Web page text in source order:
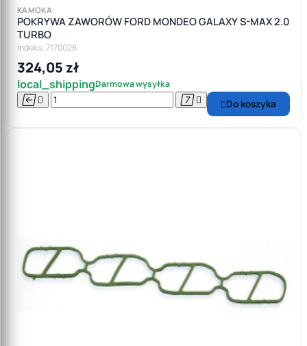
KAMOKA
POKRYWA ZAWORÓW FORD MONDEO GALAXY S-MAX 2.0
TURBO
Indeks: 7170026
324,05 zł
local_shippingDarmowa wysyłka
    Do koszyka